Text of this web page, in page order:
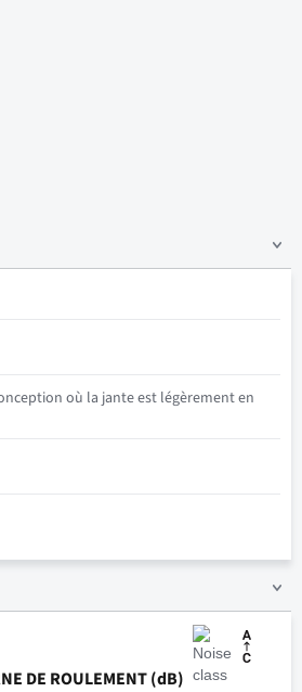
où la jante est légèrement en
DE ROULEMENT (dB)